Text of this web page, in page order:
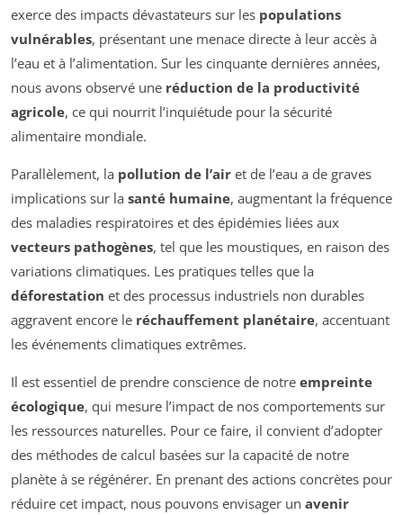
exerce des impacts dévastateurs sur les populations
vulnérables, présentant une menace directe à leur accès à
l’eau et à l’alimentation. Sur les cinquante dernières années,
nous avons observé une réduction de la productivité
agricole, ce qui nourrit l’inquiétude pour la sécurité
alimentaire mondiale.
Parallèlement, la pollution de l’air et de l’eau a de graves
implications sur la santé humaine, augmentant la fréquence
des maladies respiratoires et des épidémies liées aux
vecteurs pathogènes, tel que les moustiques, en raison des
variations climatiques. Les pratiques telles que la
déforestation et des processus industriels non durables
aggravent encore le réchauffement planétaire, accentuant
les événements climatiques extrêmes.
Il est essentiel de prendre conscience de notre empreinte
écologique, qui mesure l’impact de nos comportements sur
les ressources naturelles. Pour ce faire, il convient d’adopter
des méthodes de calcul basées sur la capacité de notre
planète à se régénérer. En prenant des actions concrètes pour
réduire cet impact, nous pouvons envisager un avenir